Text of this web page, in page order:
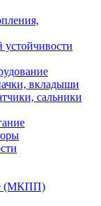
устойчивости
вкладыши
сальники
(МКПП)